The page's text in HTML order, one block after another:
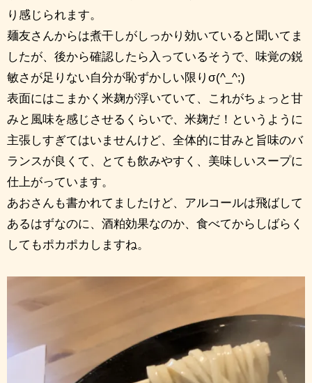
り感じられます。
麺友さんからは煮干しがしっかり効いていると聞いてま
したが、後から確認したら入っているそうで、味覚の鋭
敏さが足りない自分が恥ずかしい限りσ(^_^;)
表面にはこまかく米麹が浮いていて、これがちょっと甘
みと風味を感じさせるくらいで、米麹だ！というように
主張しすぎてはいませんけど、全体的に甘みと旨味のバ
ランスが良くて、とても飲みやすく、美味しいスープに
仕上がっています。
あおさんも書かれてましたけど、アルコールは飛ばして
あるはずなのに、酒粕効果なのか、食べてからしばらく
してもポカポカしますね。